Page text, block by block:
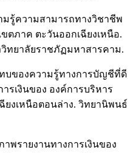
มรู้ความสามารถทางวิชาชีพ
ภาค ตะวันออกเฉียงเหนือ.
ทยาลัยราชภัฏมหาสารคาม.
บของความรู้ทางการบัญชีที่ดี
รเงินของ องค์การบริหาร
ยงเหนือตอนล่าง. วิทยานิพนธ์
พรายงานทางการเงินของ